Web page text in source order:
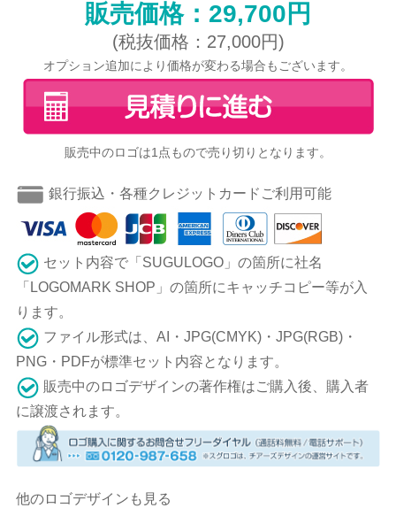
販売価格：29,700円
(税抜価格：27,000円)
オプション追加により価格が変わる場合もございます。
販売中のロゴは1点もので売り切りとなります。
銀行振込・各種クレジットカードご利用可能
セット内容で「SUGULOGO」の箇所に社名
「LOGOMARK SHOP」の箇所にキャッチコピー等が入
ります。
ファイル形式は、AI・JPG(CMYK)・JPG(RGB)・
PNG・PDFが標準セット内容となります。
販売中のロゴデザインの著作権はご購入後、購入者
に譲渡されます。
他のロゴデザインも見る